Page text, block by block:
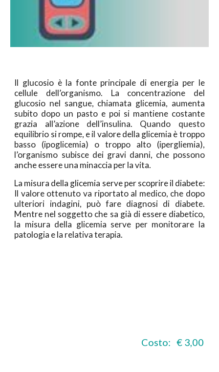
Il glucosio è la fonte principale di energia per le
cellule dell’organismo. La concentrazione del
glucosio nel sangue, chiamata glicemia, aumenta
subito dopo un pasto e poi si mantiene costante
grazia all’azione dell’insulina. Quando questo
equilibrio si rompe, e il valore della glicemia è troppo
basso (ipoglicemia) o troppo alto (ipergliemia),
l’organismo subisce dei gravi danni, che possono
anche essere una minaccia per la vita.
La misura della glicemia serve per scoprire il diabete:
Il valore ottenuto va riportato al medico, che dopo
ulteriori indagini, può fare diagnosi di diabete.
Mentre nel soggetto che sa già di essere diabetico,
la misura della glicemia serve per monitorare la
patologia e la relativa terapia.
                                                                 Costo:   € 3,00